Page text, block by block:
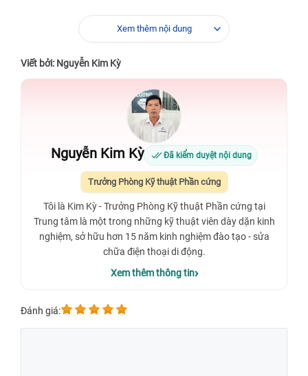
Xem thêm nội dung
Viết bởi: Nguyễn Kim Kỳ
Nguyễn Kim Kỳ Đã kiểm duyệt nội dung
Trưởng Phòng Kỹ thuật Phần cứng
Tôi là Kim Kỳ - Trưởng Phòng Kỹ thuật Phần cứng tại
Trung tâm là một trong những kỹ thuật viên dày dặn kinh
nghiệm, sở hữu hơn 15 năm kinh nghiệm đào tạo - sửa
chữa điện thoại di động.
Xem thêm thông tin
Đánh giá: